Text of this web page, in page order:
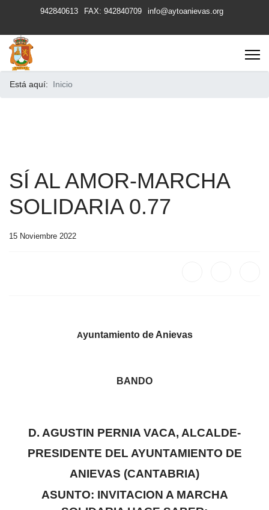
942840613 FAX: 942840709 info@aytoanievas.org
Está aquí: Inicio
SÍ AL AMOR-MARCHA
SOLIDARIA 0.77
15 Noviembre 2022
Ayuntamiento de Anievas
BANDO
D. AGUSTIN PERNIA VACA, ALCALDE-
PRESIDENTE DEL AYUNTAMIENTO DE
ANIEVAS (CANTABRIA)
ASUNTO: INVITACION A MARCHA